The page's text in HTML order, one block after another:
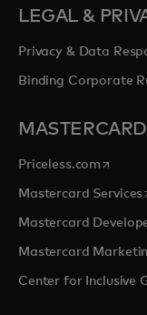
LEGAL &
Privacy & Data
Binding Corporate
Priceless.com opens
Mastercard Services
Mastercard
Mastercard
Center for Inclusive